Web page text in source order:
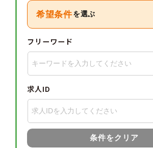
希望条件 を選ぶ
フリーワード
求人ID
条件をクリア